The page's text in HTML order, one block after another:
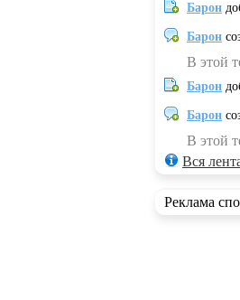
Барон
Барон
В этой
Барон
Барон
В этой
Вся
Реклама